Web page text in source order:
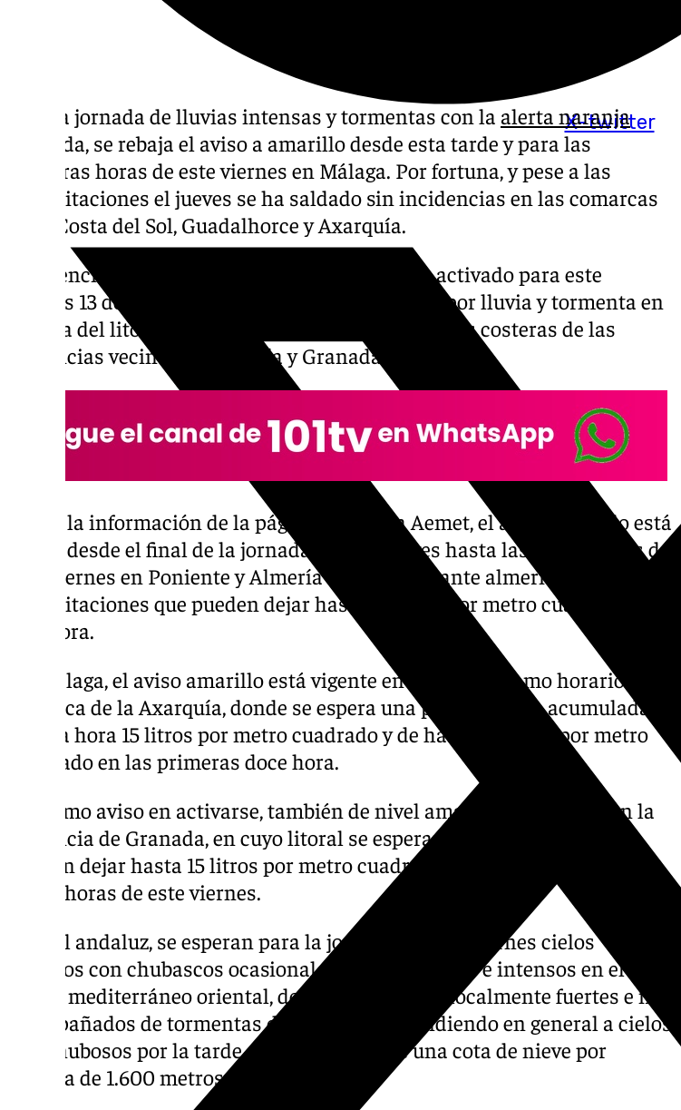
X-twitter
Tras la jornada de lluvias intensas y tormentas con la alerta naranja
activada, se rebaja el aviso a amarillo desde esta tarde y para las
primeras horas de este viernes en Málaga. Por fortuna, y pese a las
precipitaciones el jueves se ha saldado sin incidencias en las comarcas
de la Costa del Sol, Guadalhorce y Axarquía.
La Agencia Estatal de Meteorología (Aemet) ha activado para este
viernes 13 de diciembre avisos de nivel amarillo por lluvia y tormenta en
la zona del litoral de Málaga y también en las zonas costeras de las
provincias vecinas de Almería y Granada.
Según la información de la página web de la Aemet, el aviso amarillo está
activo desde el final de la jornada de este jueves hasta las 08.00 horas de
este viernes en Poniente y Almería Capital y levante almeriense por
precipitaciones que pueden dejar hasta 15 litros por metro cuadrado en
una hora.
En Málaga, el aviso amarillo está vigente en el mismo tramo horario la
comarca de la Axarquía, donde se espera una precipitación acumulada
en una hora 15 litros por metro cuadrado y de hasta 25 litros por metro
cuadrado en las primeras doce hora.
El último aviso en activarse, también de nivel amarillo, se localiza en la
provincia de Granada, en cuyo litoral se esperan precipitaciones que
pueden dejar hasta 15 litros por metro cuadrado en una hora hasta las
08,00 horas de este viernes.
A nivel andaluz, se esperan para la jornada de este viernes cielos
nubosos con chubascos ocasionales, más probables e intensos en el
litoral mediterráneo oriental, donde podrían ser localmente fuertes e ir
acompañados de tormentas de madrugada, tendiendo en general a cielos
poco nubosos por la tarde. Además, se prevé una cota de nieve por
encima de 1.600 metros.